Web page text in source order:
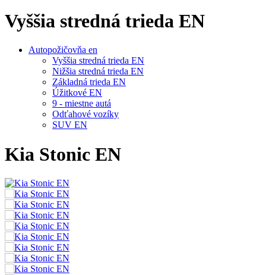
Vyššia stredná trieda EN
Autopožičovňa en
Vyššia stredná trieda EN
Nižšia stredná trieda EN
Základná trieda EN
Úžitkové EN
9 - miestne autá
Odťahové vozíky
SUV EN
Kia Stonic EN